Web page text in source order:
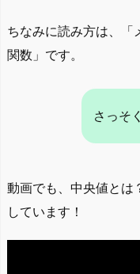
ちなみに読み方は、「
関数」です。
さっそ
動画でも、中央値とは
しています！